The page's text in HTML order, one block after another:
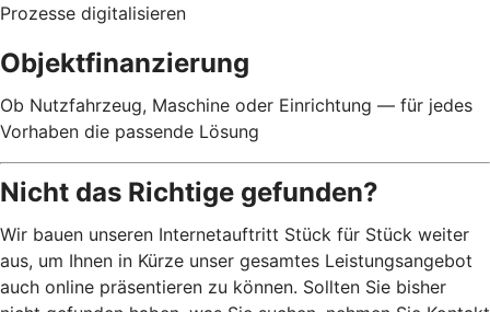
Prozesse digitalisieren
Objektfinanzierung
Ob Nutzfahrzeug, Maschine oder Einrichtung — für jedes
Vorhaben die passende Lösung
Nicht das Richtige gefunden?
Wir bauen unseren Internetauftritt Stück für Stück weiter
aus, um Ihnen in Kürze unser gesamtes Leistungsangebot
auch online präsentieren zu können. Sollten Sie bisher